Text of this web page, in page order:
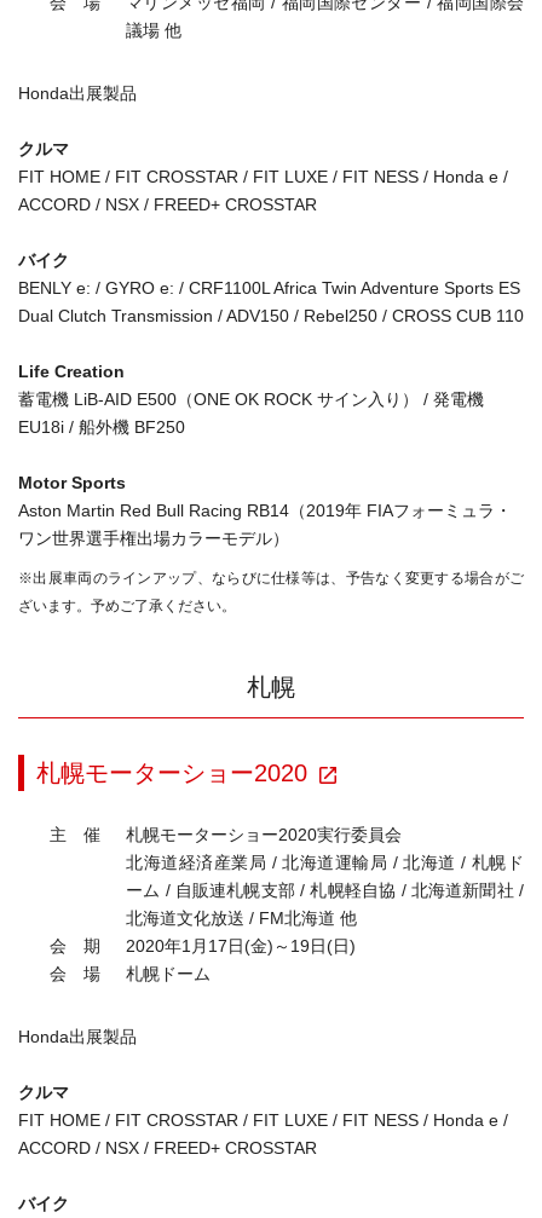
議場 他
Honda出展製品
クルマ
FIT HOME / FIT CROSSTAR / FIT LUXE / FIT NESS / Honda e /
ACCORD / NSX / FREED+ CROSSTAR
バイク
BENLY e: / GYRO e: / CRF1100L Africa Twin Adventure Sports ES
Dual Clutch Transmission / ADV150 / Rebel250 / CROSS CUB 110
Life Creation
蓄電機 LiB-AID E500（ONE OK ROCK サイン入り） / 発電機
EU18i / 船外機 BF250
Motor Sports
Aston Martin Red Bull Racing RB14（2019年 FIAフォーミュラ・
ワン世界選手権出場カラーモデル）
※出展車両のラインアップ、ならびに仕様等は、予告なく変更する場合がご
ざいます。予めご了承ください。
札幌
札幌モーターショー2020
主 催
札幌モーターショー2020実行委員会
北海道経済産業局 / 北海道運輸局 / 北海道 / 札幌ド
ーム / 自販連札幌支部 / 札幌軽自協 / 北海道新聞社 /
北海道文化放送 / FM北海道 他
会 期
2020年1月17日(金)～19日(日)
会 場
札幌ドーム
Honda出展製品
クルマ
FIT HOME / FIT CROSSTAR / FIT LUXE / FIT NESS / Honda e /
ACCORD / NSX / FREED+ CROSSTAR
バイク